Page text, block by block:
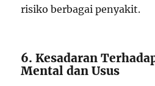
risiko berbagai penyakit.
6. Kesadaran
Mental dan Usus